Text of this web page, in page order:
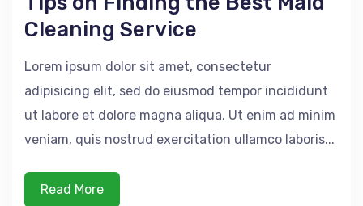
Cleaning Service
Lorem ipsum dolor sit amet, consectetur
adipisicing elit, sed do eiusmod tempor incididunt
ut labore et dolore magna aliqua. Ut enim ad minim
veniam, quis nostrud exercitation ullamco laboris...
Read More